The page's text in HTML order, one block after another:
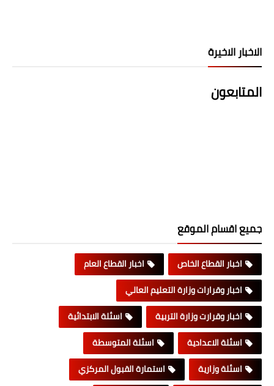
الاخبار الاخيرة
المتابعون
جميع اقسام الموقع
اخبار القطاع الخاص
اخبار القطاع العام
اخبار وقرارات وزارة التعليم العالي
اخبار وقرارت وزارة التربية
اسئلة الابتدائية
اسئلة الاعدادية
اسئلة المتوسطة
اسئلة وزارية
استمارة القبول المركزي